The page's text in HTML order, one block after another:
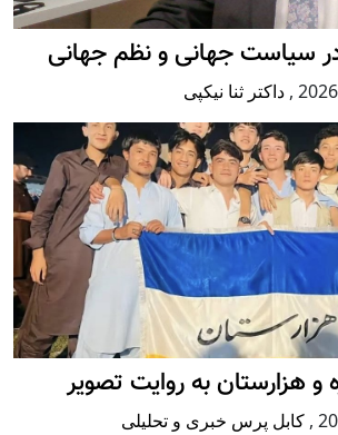
سیاست جهانی و نظم جهانی
, داکتر ثنا نیکپی
و هزارستان به روایت تصویر
, کابل پرس خبری و تحلیلی